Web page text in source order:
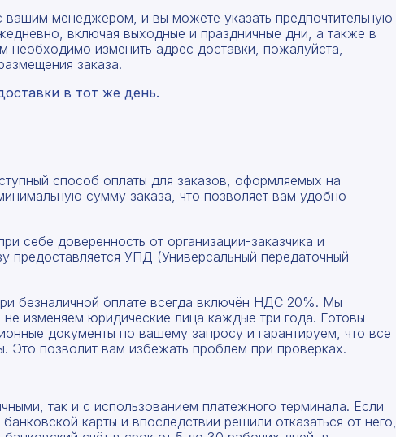
вашим менеджером, и вы можете указать предпочтительную
включая выходные и праздничные дни, а также в
необходимо изменить адрес доставки, пожалуйста,
заказа.
в тот же день.
способ оплаты для заказов, оформляемых на
сумму заказа, что позволяет вам удобно
себе доверенность от организации-заказчика и
предоставляется УПД (Универсальный передаточный
безналичной оплате всегда включён НДС 20%. Мы
изменяем юридические лица каждые три года. Готовы
документы по вашему запросу и гарантируем, что все
Это позволит вам избежать проблем при проверках.
так и с использованием платежного терминала. Если
карты и впоследствии решили отказаться от него,
Даю согласие на обработку персональных данных
Форма отправлена, спасибо!
С вами свяжется наш менеджер.
Форма не отправлена!
Произошла ошибка.